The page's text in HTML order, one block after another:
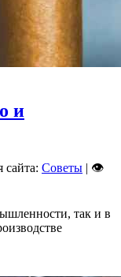
и
сайта: Советы | 👁
так и в